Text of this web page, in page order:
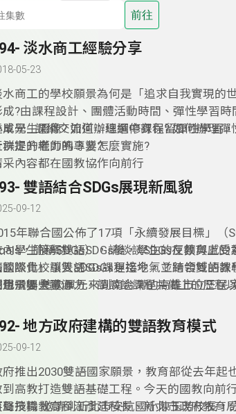
前往
淡水商工經驗分享
05-23
水商工的學校願景為何是「追求自我實現的
成?由課程設計、團體活動時間、彈性學習
成學生圖像? 如何辦理選修課程? 如何辦理
群提升老師的專業?
單元--課綱交流道：總綱中有保留彈性學習
決定的權力嗎？要怎麼實施?
采內容都在國教協作向前行
雙語結合SDGs展現新風貌
09-12
年聯合國公佈了17項「永續發展目標」（
，簡稱SDGs），請談談SDGs在教育上
談談貴校引入SDGs課程迄今，並結合雙語
用了哪些資源？
內學生接觸雙語SDGs後，學生的反饋與感
國際化」讓雙語SDGs更接地氣？跨領域的
也需要大量心力，請談談課程共備上的歷程
聲飛揚:這次單元來到南台灣的高雄市立三民
地方政府建構的雙語教育模式
09-12
府推出2030雙語國家願景，教育部從去年起
到高教打造雙語基礎工程。今天的國教向前
局技職教育科江彥廷科長、新北市政府教育
聲飛揚:邀請到新北市安坑國小陳玉芳校長，